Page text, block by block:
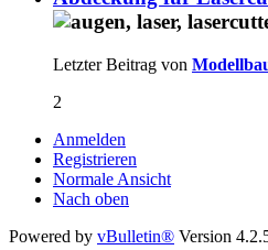
Letzter Beitrag von
2
Anmelden
Registrieren
Normale Ansicht
Nach oben
Powered by vBulletin® Version